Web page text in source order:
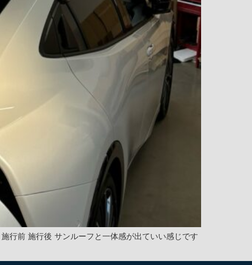
前 施行後 サンルーフと一体感が出ていい感じです